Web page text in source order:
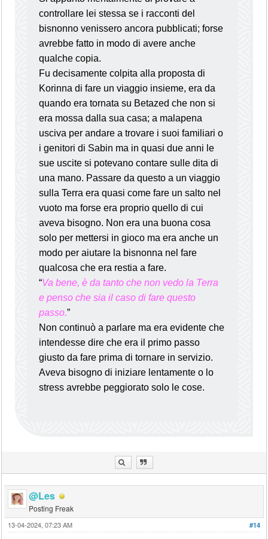
controllare lei stessa se i racconti del
bisnonno venissero ancora pubblicati; forse
avrebbe fatto in modo di avere anche
qualche copia.
Fu decisamente colpita alla proposta di
Korinna di fare un viaggio insieme, era da
quando era tornata su Betazed che non si
era mossa dalla sua casa; a malapena
usciva per andare a trovare i suoi familiari o
i genitori di Sabin ma in quasi due anni le
sue uscite si potevano contare sulle dita di
una mano. Passare da questo a un viaggio
sulla Terra era quasi come fare un salto nel
vuoto ma forse era proprio quello di cui
aveva bisogno. Non era una buona cosa
solo per mettersi in gioco ma era anche un
modo per aiutare la bisnonna nel fare
qualcosa che era restia a fare.
“Va bene, è da tanto che non vedo la Terra
e penso che sia il caso di fare questo
passo.”
Non continuò a parlare ma era evidente che
intendesse dire che era il primo passo
giusto da fare prima di tornare in servizio.
Aveva bisogno di iniziare lentamente o lo
stress avrebbe peggiorato solo le cose.
@Les
Posting Freak
#14
13-04-2024, 07:23 AM